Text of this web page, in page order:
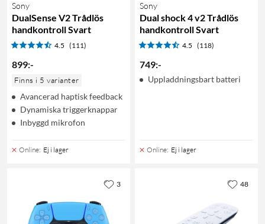
Sony
DualSense V2 Trådlös
handkontroll Svart
4.5 (111)
899:-
Finns i 5 varianter
Avancerad haptisk feedback
Dynamiska triggerknappar
Inbyggd mikrofon
Online: Ej i lager
Sony
Dual shock 4 v2 Trådlös
handkontroll Svart
4.5 (118)
749:-
Uppladdningsbart batteri
Online: Ej i lager
3 48